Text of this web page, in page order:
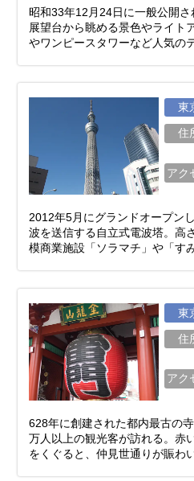
昭和33年12月24日に一般公開さ
展望台から眺める景色やライト
やワンピースタワーなど人気の
東
住
アク
2012年5月にグランドオープン
波を送信する自立式電波塔。高
模商業施設「ソラマチ」や「す
東
住
アク
628年に創建された都内最古の
万人以上の観光客が訪れる。赤
をくぐると、仲見世通りが賑わ